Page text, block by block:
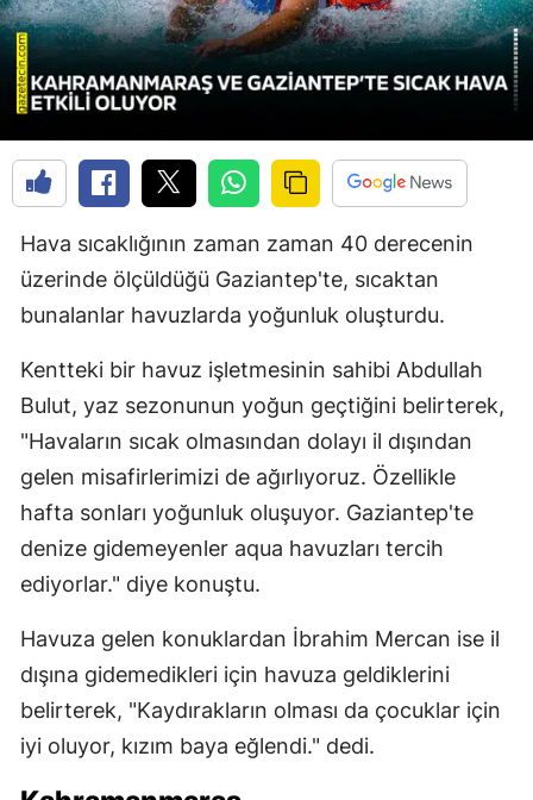
Hava sıcaklığının zaman zaman 40 derecenin
üzerinde ölçüldüğü Gaziantep'te, sıcaktan
bunalanlar havuzlarda yoğunluk oluşturdu.
Kentteki bir havuz işletmesinin sahibi Abdullah
Bulut, yaz sezonunun yoğun geçtiğini belirterek,
"Havaların sıcak olmasından dolayı il dışından
gelen misafirlerimizi de ağırlıyoruz. Özellikle
hafta sonları yoğunluk oluşuyor. Gaziantep'te
denize gidemeyenler aqua havuzları tercih
ediyorlar." diye konuştu.
Havuza gelen konuklardan İbrahim Mercan ise il
dışına gidemedikleri için havuza geldiklerini
belirterek, "Kaydırakların olması da çocuklar için
iyi oluyor, kızım baya eğlendi." dedi.